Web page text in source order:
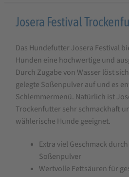
Produktbeschreibung
Josera
Festival
Trockenfutter
Josera Festival
Das Hundefutter Josera Festival
Hunden eine hochwertige und
Durch Zugabe von Wasser löst
gelegte Soßenpulver auf und es
Schlemmermenü. Natürlich ist
Trockenfutter sehr schmackhaft
wählerische Hunde geeignet.
Extra viel Geschmack
Soßenpulver
Wertvolle Fettsäuren für